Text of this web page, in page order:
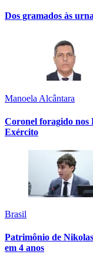
Dos gramados às
Manoela Alcântara
Coronel foragido nos
Exército
Brasil
Patrimônio de
em 4 anos